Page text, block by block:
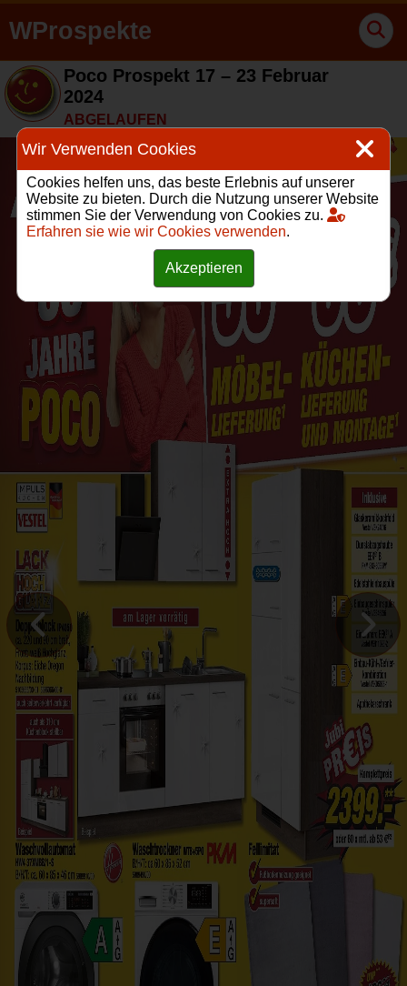
WProspekte
Poco Prospekt 17 – 23 Februar
2024
ABGELAUFEN
Wir Verwenden Cookies
Cookies helfen uns, das beste Erlebnis auf unserer
Website zu bieten. Durch die Nutzung unserer Website
stimmen Sie der Verwendung von Cookies zu.
Erfahren sie wie wir Cookies verwenden.
Akzeptieren